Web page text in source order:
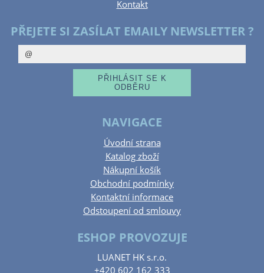
Kontakt
PŘEJETE SI ZASÍLAT EMAILY NEWSLETTER ?
NAVIGACE
Úvodní strana
Katalog zboží
Nákupní košík
Obchodní podmínky
Kontaktní informace
Odstoupení od smlouvy
ESHOP PROVOZUJE
LUANET HK s.r.o.